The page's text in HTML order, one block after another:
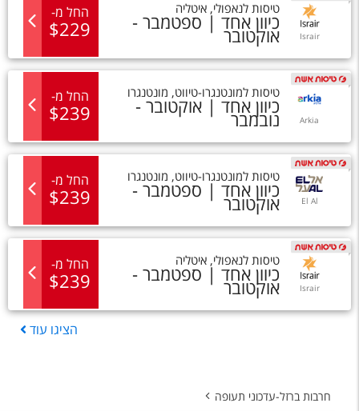
Israir
טיסות לנאפולי, איטליה
כיוון אחד | ספטמבר -
אוקטובר
החל מ-
$229
Arkia
טיסות למונטנגרו-טיווט, מונטנגרו
כיוון אחד | אוקטובר -
נובמבר
החל מ-
$239
El Al
טיסות למונטנגרו-טיווט, מונטנגרו
כיוון אחד | ספטמבר -
אוקטובר
החל מ-
$239
Israir
טיסות לנאפולי, איטליה
כיוון אחד | ספטמבר -
אוקטובר
החל מ-
$239
הציגו עוד
חרבות ברזל-עדכוני תעופה